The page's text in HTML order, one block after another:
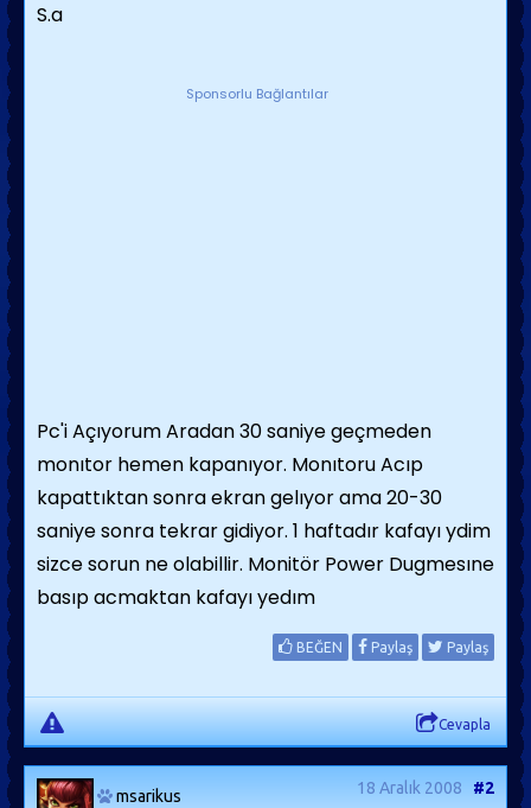
S.a
Sponsorlu Bağlantılar
Pc'i Açıyorum Aradan 30 saniye geçmeden
monıtor hemen kapanıyor. Monıtoru Acıp
kapattıktan sonra ekran gelıyor ama 20-30
saniye sonra tekrar gidiyor. 1 haftadır kafayı ydim
sizce sorun ne olabillir. Monitör Power Dugmesıne
basıp acmaktan kafayı yedım
BEĞEN Paylaş Paylaş
Cevapla
msarikus 18 Aralık 2008 #2